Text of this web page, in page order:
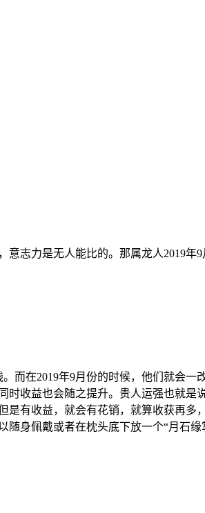
志力是无人能比的。那属龙人2019年9
在2019年9月份的时候，他们就会一
收益也会随之提升。贵人运强也就是
有收益，就会有花销，就算收获再多
身佩戴或者在枕头底下放一个“月石